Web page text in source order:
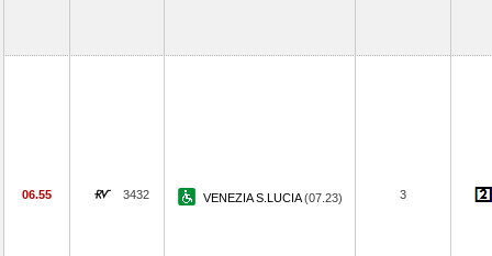
06.55 3432 VENEZIA S.LUCIA(07.23) 3